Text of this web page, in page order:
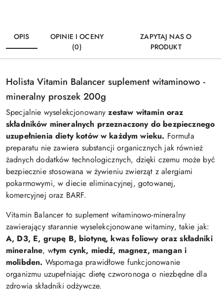
OPIS
OPINIE I OCENY
(0)
ZAPYTAJ NAS O
PRODUKT
Holista Vitamin Balancer suplement witaminowo -
mineralny proszek 200g
Specjalnie wyselekcjonowanyzestaw witamin oraz
składników mineralnych przeznaczony do bezpiecznego
uzupełnienia diety kotów w każdym wieku. Formuła
preparatu nie zawiera substancji organicznych jak również
żadnych dodatków technologicznych, dzięki czemu może być
bezpiecznie stosowana w żywieniu zwierząt z alergiami
pokarmowymi, w diecie eliminacyjnej, gotowanej,
komercyjnej oraz BARF.
Vitamin Balancer to suplement witaminowo-mineralny
zawierający starannie wyselekcjonowane witaminy, takie jak:
A, D3, E, grupę B, biotynę, kwas foliowy oraz składniki
mineralne, wtym cynk, miedź, magnez, mangan i
molibden. Wspomaga prawidłowe funkcjonowanie
organizmu uzupełniając dietę czworonoga o niezbędne dla
zdrowia składniki odżywcze.